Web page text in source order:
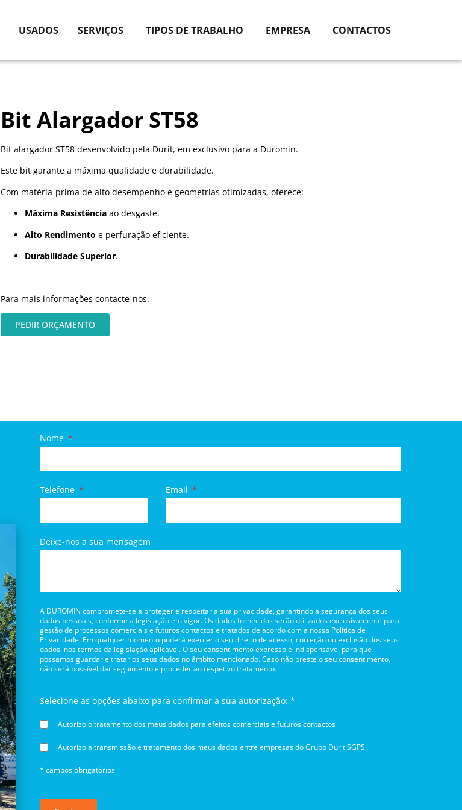
USADOS SERVIÇOS TIPOS DE TRABALHO EMPRESA CONTACTOS
Bit Alargador ST58
Bit alargador ST58 desenvolvido pela Durit, em exclusivo para a Duromin.
Este bit garante a máxima qualidade e durabilidade.
Com matéria-prima de alto desempenho e geometrias otimizadas, oferece:
Máxima Resistência ao desgaste.
Alto Rendimento e perfuração eficiente.
Durabilidade Superior.
Para mais informações contacte-nos.
PEDIR ORÇAMENTO
Nome
Telefone Email
Deixe-nos a sua mensagem
A DUROMIN compromete-se a proteger e respeitar a sua privacidade, garantindo a segurança dos seus
dados pessoais, conforme a legislação em vigor. Os dados fornecidos serão utilizados exclusivamente para
gestão de processos comerciais e futuros contactos e tratados de acordo com a nossa Política de
Privacidade. Em qualquer momento poderá exercer o seu direito de acesso, correção ou exclusão dos seus
dados, nos termos da legislação aplicável. O seu consentimento expresso é indispensável para que
possamos guardar e tratar os seus dados no âmbito mencionado. Caso não preste o seu consentimento,
não será possível dar seguimento e proceder ao respetivo tratamento.
Selecione as opções abaixo para confirmar a sua autorização: *
Autorizo o tratamento dos meus dados para efeitos comerciais e futuros contactos
Autorizo a transmissão e tratamento dos meus dados entre empresas do Grupo Durit SGPS
* campos obrigatórios